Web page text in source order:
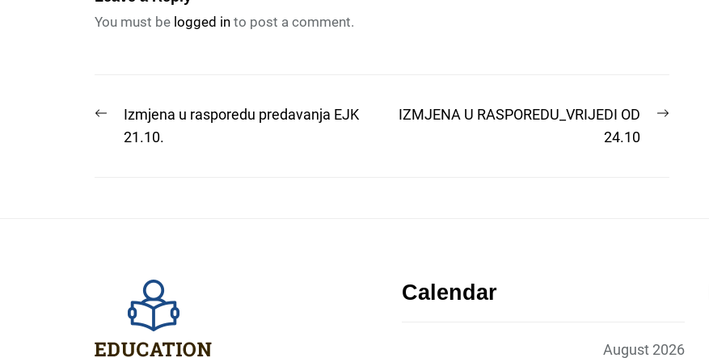
You must be logged in to post a comment.
Post
navigation
Previous
post:
Izmjena u rasporedu predavanja EJK
21.10.
Next
IZMJENA U RASPOREDU_VRIJEDI OD
24.10
Calendar
August 2026